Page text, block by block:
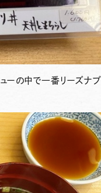
ーの中で一番リーズナブ